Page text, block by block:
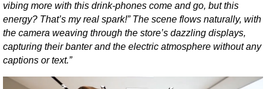
vibing more with this drink-phones come and go, but this
energy? That’s my real spark!” The scene flows naturally, with
the camera weaving through the store’s dazzling displays,
capturing their banter and the electric atmosphere without any
captions or text.”